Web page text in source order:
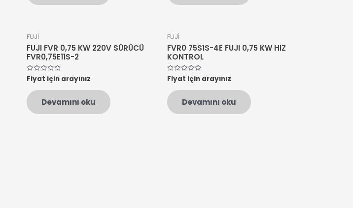
FUJİ
FUJI FVR 0,75 KW 220V SÜRÜCÜ
FVR0,75E11S-2
5
üzerinden
oy
aldı
Fiyat için arayınız
Devamını oku
FUJİ
FVR0 75S1S-4E FUJI 0,75 KW HIZ
KONTROL
5
üzerinden
oy
aldı
Fiyat için arayınız
Devamını oku